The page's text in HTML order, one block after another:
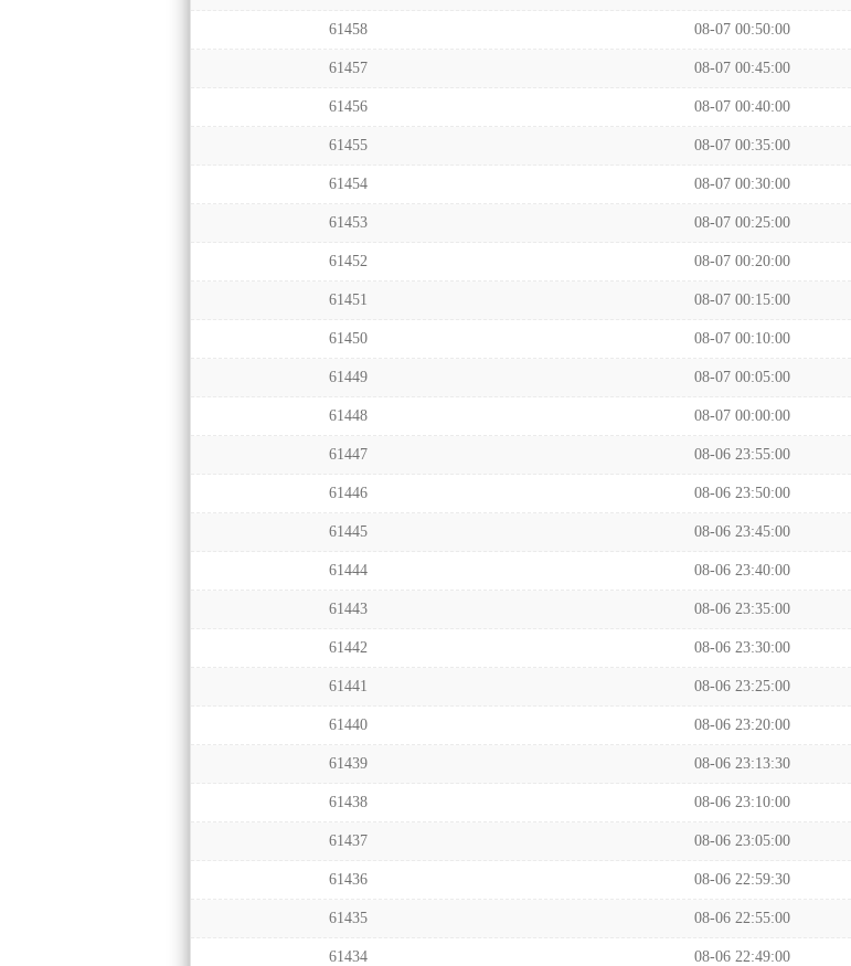
61458 08-07 00:50:00
61457 08-07 00:45:00
61456 08-07 00:40:00
61455 08-07 00:35:00
61454 08-07 00:30:00
61453 08-07 00:25:00
61452 08-07 00:20:00
61451 08-07 00:15:00
61450 08-07 00:10:00
61449 08-07 00:05:00
61448 08-07 00:00:00
61447 08-06 23:55:00
61446 08-06 23:50:00
61445 08-06 23:45:00
61444 08-06 23:40:00
61443 08-06 23:35:00
61442 08-06 23:30:00
61441 08-06 23:25:00
61440 08-06 23:20:00
61439 08-06 23:13:30
61438 08-06 23:10:00
61437 08-06 23:05:00
61436 08-06 22:59:30
61435 08-06 22:55:00
61434 08-06 22:49:00